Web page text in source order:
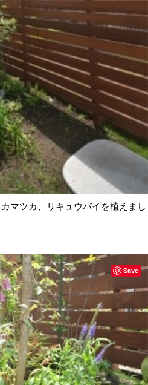
マツカ、リキュウバイを植えまし
Save